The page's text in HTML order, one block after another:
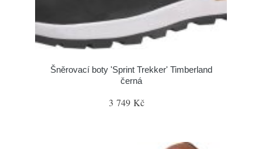
Šněrovací boty 'Sprint Trekker' Timberland
černá
3 749 Kč